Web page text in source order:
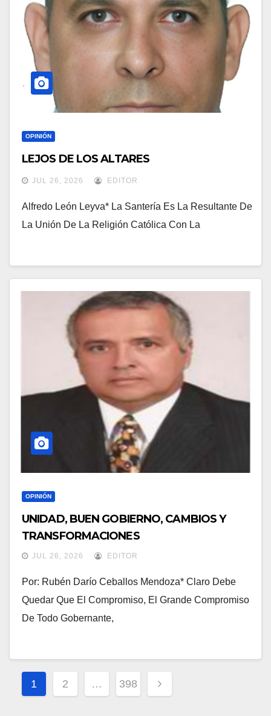
OPINIÓN
LEJOS DE LOS ALTARES
JUL 26, 2026 EDITOR
Alfredo León Leyva* La Santería Es La Resultante De
La Unión De La Religión Católica Con La
OPINIÓN
UNIDAD, BUEN GOBIERNO, CAMBIOS Y
TRANSFORMACIONES
JUL 26, 2026 EDITOR
Por: Rubén Darío Ceballos Mendoza* Claro Debe
Quedar Que El Compromiso, El Grande Compromiso
De Todo Gobernante,
Paginación
De
1 2 … 398